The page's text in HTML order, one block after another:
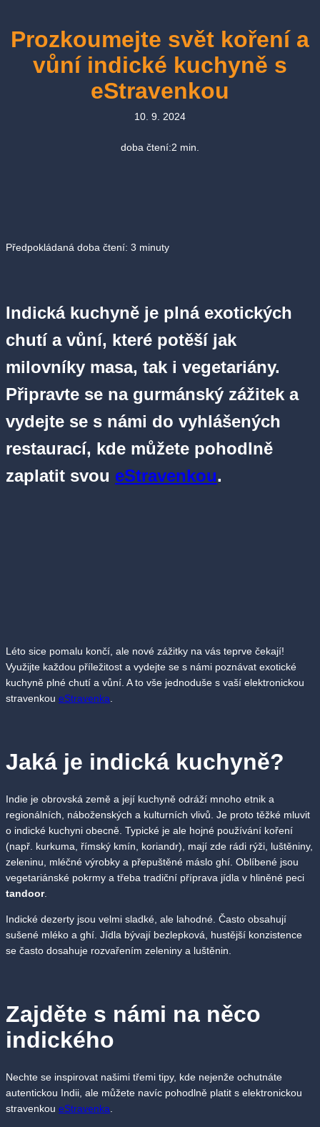
Prozkoumejte svět koření a
vůní indické kuchyně s
eStravenkou
10. 9. 2024
doba čtení:2 min.
Předpokládaná doba čtení: 3 minuty
Indická kuchyně je plná exotických
chutí a vůní, které potěší jak
milovníky masa, tak i vegetariány.
Připravte se na gurmánský zážitek a
vydejte se s námi do vyhlášených
restaurací, kde můžete pohodlně
zaplatit svou eStravenkou.
Léto sice pomalu končí, ale nové zážitky na vás teprve čekají!
Využijte každou příležitost a vydejte se s námi poznávat exotické
kuchyně plné chutí a vůní. A to vše jednoduše s vaší elektronickou
stravenkou eStravenka
Jaká je indická kuchyně?
Indie je obrovská země a její kuchyně odráží mnoho etnik a
regionálních, náboženských a kulturních vlivů. Je proto těžké mluvit
o indické kuchyni obecně. Typické je ale hojné používání koření
(např. kurkuma, římský kmín, koriandr), mají zde rádi rýži, luštěniny,
zeleninu, mléčné výrobky a přepuštěné máslo ghí. Oblíbené jsou
vegetariánské pokrmy a třeba tradiční příprava jídla v hliněné peci
tandoor.
Indické dezerty jsou velmi sladké, ale lahodné. Často obsahují
sušené mléko a ghí. Jídla bývají bezlepková, hustější konzistence
se často dosahuje rozvařením zeleniny a luštěnin.
Zajděte s námi na něco
indického
Nechte se inspirovat našimi třemi tipy, kde nejenže ochutnáte
autentickou Indii, ale můžete navíc pohodlně platit s elektronickou
stravenkou eStravenka